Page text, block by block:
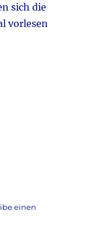
sich die
vorlesen
einen